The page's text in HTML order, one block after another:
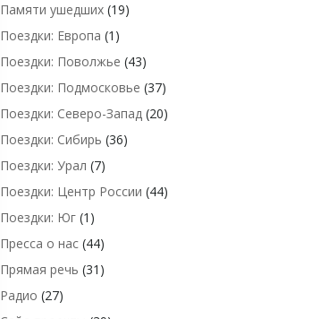
Памяти ушедших (19)
Поездки: Европа (1)
Поездки: Поволжье (43)
Поездки: Подмосковье (37)
Поездки: Северо-Запад (20)
Поездки: Сибирь (36)
Поездки: Урал (7)
Поездки: Центр России (44)
Поездки: Юг (1)
Пресса о нас (44)
Прямая речь (31)
Радио (27)